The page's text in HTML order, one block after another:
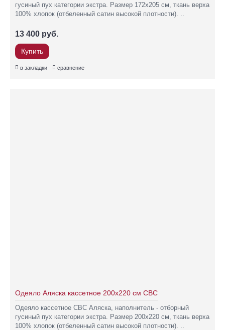
гусиный пух категории экстра. Размер 172х205 см, ткань верха
100% хлопок (отбеленный сатин высокой плотности). ..
13 400 руб.
Купить
в закладки сравнение
Одеяло Аляска кассетное 200х220 см СВС
Одеяло кассетное СВС Аляска, наполнитель - отборный
гусиный пух категории экстра. Размер 200х220 см, ткань верха
100% хлопок (отбеленный сатин высокой плотности). ..